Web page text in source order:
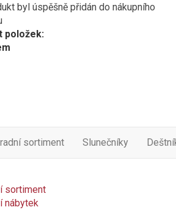
byl úspěšně přidán do nákupního
položek:
sortiment Slunečníky
sortiment
nábytek